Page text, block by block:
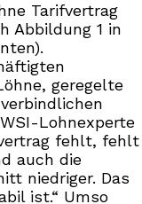
Tarifvertrag
Abbildung 1 in
geregelte
Lohnexperte
fehlt, fehlt
auch die
niedriger. Das
ist.“ Umso